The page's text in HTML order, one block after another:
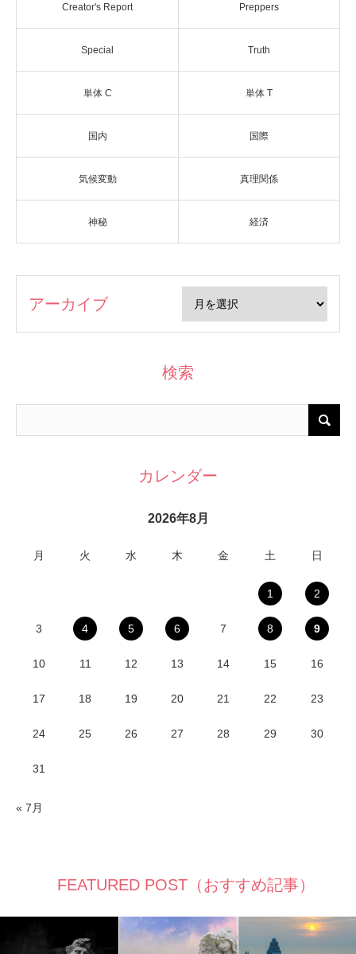
Creator's Report Preppers
Special Truth
単体 C 単体 T
国内 国際
気候変動 真理関係
神秘 経済
アーカイブ
検索
カレンダー
2026年8月
月 火 水 木 金 土 日
1 2
3 4 5 6 7 8 9
10 11 12 13 14 15 16
17 18 19 20 21 22 23
24 25 26 27 28 29 30
31
« 7月
FEATURED POST（おすすめ記事）